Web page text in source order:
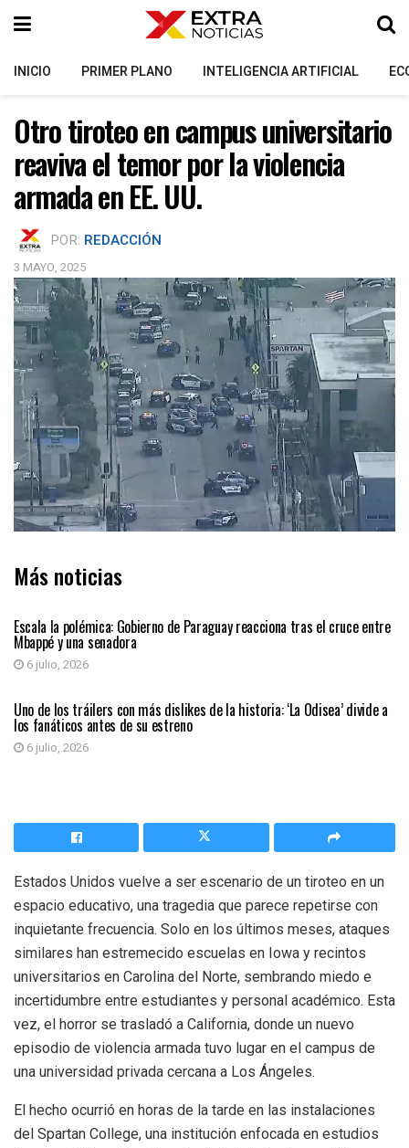
INICIO PRIMER PLANO INTELIGENCIA ARTIFICIAL
Otro tiroteo en campus universitario
reaviva el temor por la violencia
armada en EE. UU.
POR: REDACCIÓN
3 MAYO, 2025
Más noticias
Escala la polémica: Gobierno de Paraguay reacciona tras el cruce entre
Mbappé y una senadora
6 julio, 2026
ENTRETENIMIENTO
Uno de los tráilers con más dislikes de la historia: ‘La Odisea’ divide a
los fanáticos antes de su estreno
6 julio, 2026
Estados Unidos vuelve a ser escenario de un tiroteo en un
espacio educativo, una tragedia que parece repetirse con
inquietante frecuencia. Solo en los últimos meses, ataques
similares han estremecido escuelas en Iowa y recintos
universitarios en Carolina del Norte, sembrando miedo e
incertidumbre entre estudiantes y personal académico. Esta
vez, el horror se trasladó a California, donde un nuevo
episodio de violencia armada tuvo lugar en el campus de
una universidad privada cercana a Los Ángeles.
El hecho ocurrió en horas de la tarde en las instalaciones
del Spartan College, una institución enfocada en estudios